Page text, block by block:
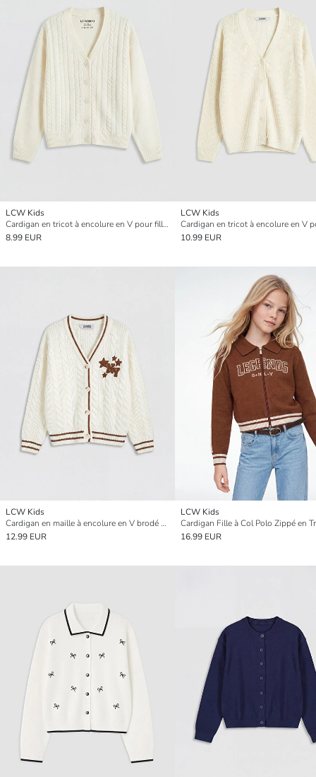
LCW Kids
Cardigan en tricot à encolure en V pour filles
8.99 EUR
LCW Kids
10.99 EUR
LCW Kids
Cardigan en maille à encolure en V brodé pour fille
12.99 EUR
LCW Kids
Cardigan Fille à Col Polo Zippé en
16.99 EUR